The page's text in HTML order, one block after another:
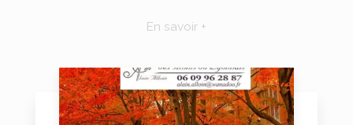
En savoir +